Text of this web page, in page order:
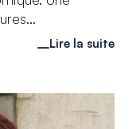
Lire la suite